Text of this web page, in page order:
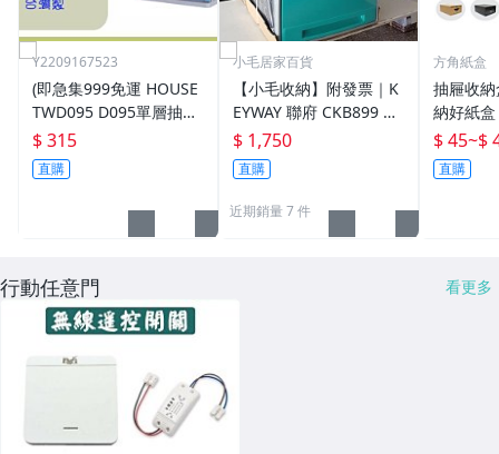
Y2209167523
(即急集999免運 HOUSE
TWD095 D095單層抽屜
整理箱(新版)/ 收納箱 /
收納盒/置物箱/分類箱
$ 315
直購
小毛居家百貨
【小毛收納】附發票｜K
EYWAY 聯府 CKB899 單
層櫃整理箱 3入｜台灣製
衣物收納箱 衣服置物櫃
$ 1,750
直購
近期銷量 7 件
方角紙盒
抽屜收
納好紙
盒，收
分類盒
紙箱
$ 45~$
直購
行動任意門 看更多